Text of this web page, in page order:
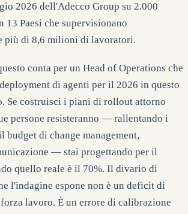
2026 dell'Adecco Group su 2.000
Paesi che supervisionano
più di 8,6 milioni di lavoratori.
conta per un Head of Operations che
di agenti per il 2026 in questo
Se costruisci i piani di rollout attorno
persone resisteranno — rallentando i
budget di change management,
— stai progettando per il
quello reale è il 70%. Il divario di
l'indagine espone non è un deficit di
lavoro. È un errore di calibrazione